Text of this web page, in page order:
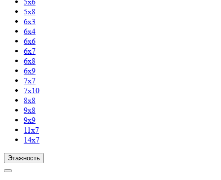
5х8
6х3
6х4
6х6
6х7
6х8
6х9
7х7
7х10
8х8
9х8
9х9
11х7
14х7
Этажность